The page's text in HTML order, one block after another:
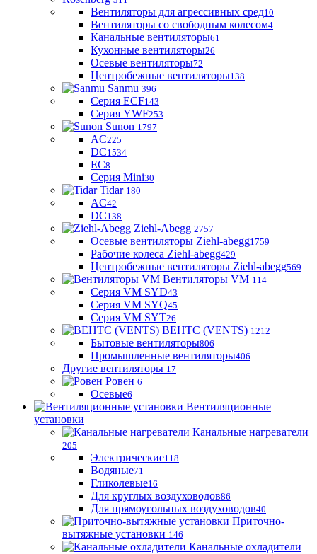
Вентиляторы для агрессивных сред10
Вентиляторы со свободным колесом4
Канальные вентиляторы61
Кухонные вентиляторы26
Осевые вентиляторы72
Центробежные вентиляторы138
Sanmu 396
Серия ECF143
Серия YWF253
Sunon 1797
AC225
DC1534
EC8
Серия Mini30
Tidar 180
AC42
DC138
Ziehl-Abegg 2757
Осевые вентиляторы Ziehl-abegg1759
Рабочие колеса Ziehl-abegg429
Центробежные вентиляторы Ziehl-abegg569
Вентиляторы VM 114
Серия VM SYD43
Серия VM SYQ45
Серия VM SYT26
ВЕНТС (VENTS) 1212
Бытовые вентиляторы806
Промышленные вентиляторы406
Другие вентиляторы 17
Ровен 6
Осевые6
Вентиляционные
установки
Канальные нагреватели
205
Электрические118
Водяные71
Гликолевые16
Для круглых воздуховодов86
Для прямоугольных воздуховодов40
Приточно-
вытяжные установки 146
Канальные охладители